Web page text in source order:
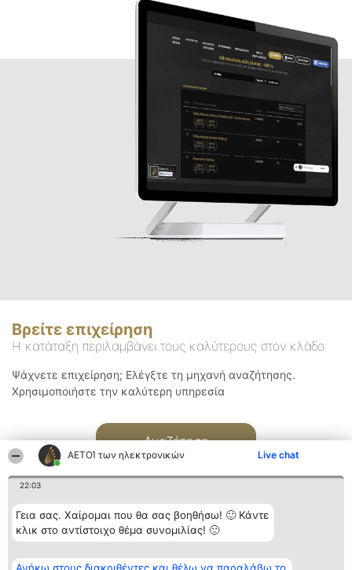
ΑΕΤΟΊ των ηλεκτρονικών Live chat
22:03
Γεια σας. Χαίρομαι που θα σας βοηθήσω! 🙂 Κάντε
κλικ στο αντίστοιχο θέμα συνομιλίας! 🙂
Βρείτε επιχείρηση
Η κατάταξη περιλαμβάνει τους καλύτερους στον κλάδο
Ψάχνετε επιχείρηση; Ελέγξτε τη μηχανή αναζήτησης.
Χρησιμοποιήστε την καλύτερη υπηρεσία
Αναζήτηση
Διοργανωτής της
κατάταξης
Κατάταξη
Διακριθέντες
Επικοινωνία
Επικοινωνία